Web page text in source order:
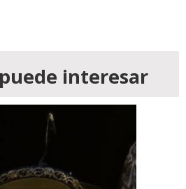
interesar